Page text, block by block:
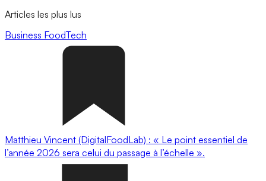
Articles les plus lus
Business FoodTech
Matthieu Vincent (DigitalFoodLab) : « Le point essentiel de
l’année 2026 sera celui du passage à l’échelle ».